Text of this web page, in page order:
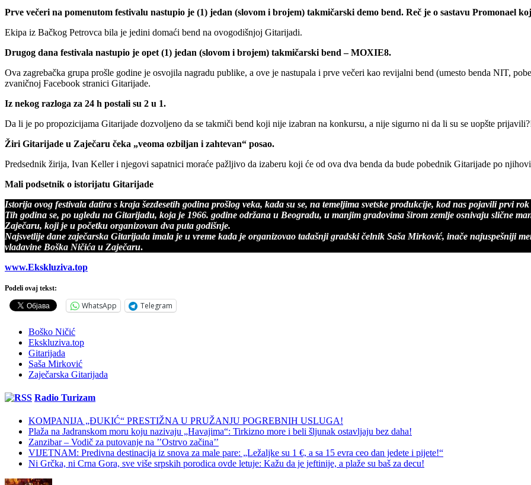
Prve večeri na pomenutom festivalu nastupio je (1) jedan (slovom i brojem) takmičarski demo bend. Reč je o sastavu Promonael
Ekipa iz Bačkog Petrovca bila je jedini domaći bend na ovogodišnjoj Gitarijadi.
Drugog dana festivala nastupio je opet (1) jedan (slovom i brojem) takmičarski bend – MOXIE8.
Ova zagrebačka grupa prošle godine je osvojila nagradu publike, a ove je nastupala i prve večeri kao revijalni bend (umesto benda NIT,
zvaničnoj Facebook stranici Gitarijade.
Iz nekog razloga za 24 h postali su 2 u 1.
Da li je po propozicijama Gitarijade dozvoljeno da se takmiči bend koji nije izabran na konkursu, a nije sigurno ni da li su se uopšte
Žiri Gitarijade u Zaječaru čeka „veoma ozbiljan i zahtevan“ posao.
Predsednik žirija, Ivan Keller i njegovi sapatnici moraće pažljivo da izaberu koji će od ova dva benda da bude pobednik Gitarijade po
Mali podsetnik o istorijatu Gitarijade
Istorija ovog festivala datira s kraja šezdesetih godina prošlog veka, kada su se, na temeljima svetske produkcije, kod nas pojavili prvi
Tih godina se, po ugledu na Gitarijadu, koja je 1966. godine održana u Beogradu, u manjim gradovima širom zemlje osnivaju slične
Zaječaru, koji je u početku organizovan dva puta godišnje.
Najsvetlije dane zaječarska Gitarijada imala je u vreme kada je organizovao tadašnji gradski čelnik Saša Mirković, inače najuspešniji
vladavine Boška Ničića u Zaječaru.
www.Ekskluziva.top
Podeli ovaj tekst:
WhatsApp Telegram
Boško Ničić
Ekskluziva.top
Gitarijada
Saša Mirković
Zaječarska Gitarijada
Radio Turizam
KOMPANIJA „ĐUKIĆ“ PRESTIŽNA U PRUŽANJU POGREBNIH USLUGA!
Plaža na Jadranskom moru koju nazivaju „Havajima“: Tirkizno more i beli šljunak ostavljaju bez daha!
Zanzibar – Vodič za putovanje na ’’Ostrvo začina’’
VIJETNAM: Predivna destinacija iz snova za male pare: „Ležaljke su 1 €, a sa 15 evra ceo dan jedete i pijete!“
Ni Grčka, ni Crna Gora, sve više srpskih porodica ovde letuje: Kažu da je jeftinije, a plaže su baš za decu!